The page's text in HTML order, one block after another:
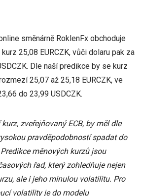
směnárně RoklenFx obchoduje
25,08 EURCZK, vůči dolaru pak za
Dle naší predikce by se kurz
25,07 až 25,18 EURCZK, ve
do 23,99 USDCZK.
zveřejňovaný ECB, by měl dle
pravděpodobností spadat do
měnových kurzů jsou
řad, který zohledňuje nejen
ale i jeho minulou volatilitu. Pro
volatility je do modelu